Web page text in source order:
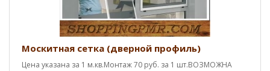
Москитная сетка (дверной профиль)
Цена указана за 1 м.кв.Монтаж 70 руб. за 1 шт.ВОЗМОЖНА